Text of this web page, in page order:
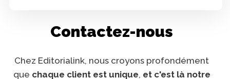
Contactez-nous
Chez Editorialink, nous croyons profondément
que chaque client est unique, et c'est là notre